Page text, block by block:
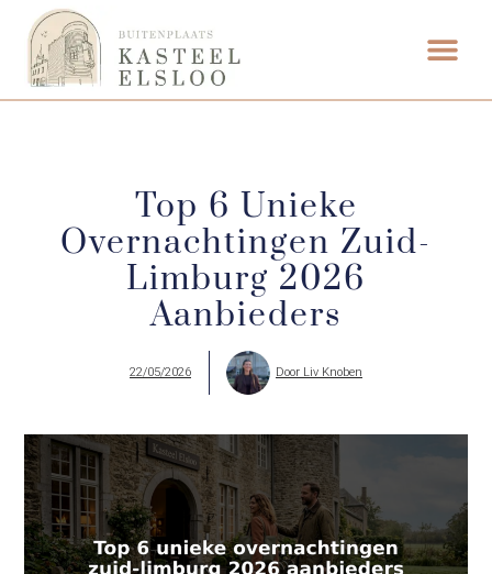
Top 6 Unieke
Overnachtingen Zuid-
Limburg 2026
Aanbieders
22/05/2026 Door Liv Knoben